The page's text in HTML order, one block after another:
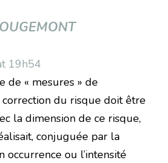
19h54
de « mesures » de
du risque doit être
la dimension de ce risque,
conjuguée par la
occurrence ou l’intensité